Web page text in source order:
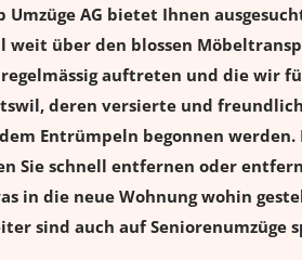
AG bietet Ihnen
weit über den blossen
auftreten und die wir
deren versierte und
Entrümpeln begonnen
Sie schnell entfernen oder
in die neue Wohnung wohin
sind auch auf Seniorenumzüge